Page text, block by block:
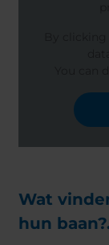
Wat
hun